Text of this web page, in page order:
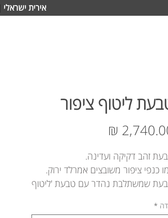
אירית ישראלי
ליטוף ציפור
זהב דקיקה ועדינה.
כנפי ציפור משובצים אמרלד ירוק.
שמשתלבת נהדר עם טבעת 'ליטוף
לבחור שיבוץ אחר בתאום מול*